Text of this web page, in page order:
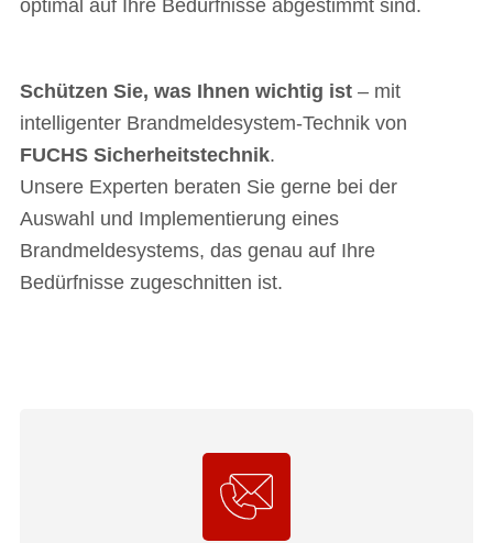
optimal auf Ihre Bedürfnisse abgestimmt sind.
Schützen Sie, was Ihnen wichtig ist– mit
intelligenter Brandmeldesystem-Technik von
FUCHS Sicherheitstechnik.
Unsere Experten beraten Sie gerne bei der
Auswahl und Implementierung eines
Brandmeldesystems, das genau auf Ihre
Bedürfnisse zugeschnitten ist.